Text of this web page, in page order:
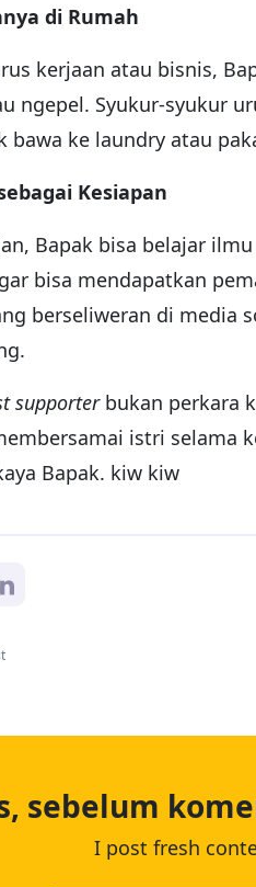
di Rumah
kerjaan atau bisnis,
ngepel. Syukur-syukur
bawa ke laundry atau
Kesiapan
Bapak bisa belajar
bisa mendapatkan
berseliweran di media
supporterbukan perkara
istri selama
Bapak. kiw kiw
sebelum
I post fresh